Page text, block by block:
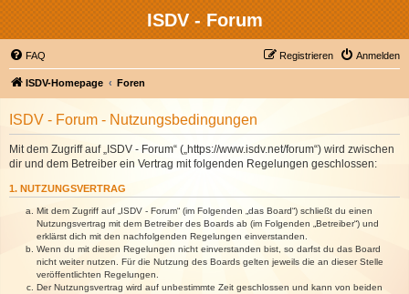
ISDV - Forum
FAQ Anmelden
Registrieren
ISDV-Homepage Foren
ISDV - Forum - Nutzungsbedingungen
Mit dem Zugriff auf „ISDV - Forum“ („https://www.isdv.net/forum“) wird zwischen
dir und dem Betreiber ein Vertrag mit folgenden Regelungen geschlossen:
1. NUTZUNGSVERTRAG
Mit dem Zugriff auf „ISDV - Forum“ (im Folgenden „das Board“) schließt du einen
Nutzungsvertrag mit dem Betreiber des Boards ab (im Folgenden „Betreiber“) und
erklärst dich mit den nachfolgenden Regelungen einverstanden.
Wenn du mit diesen Regelungen nicht einverstanden bist, so darfst du das Board
nicht weiter nutzen. Für die Nutzung des Boards gelten jeweils die an dieser Stelle
veröffentlichten Regelungen.
Der Nutzungsvertrag wird auf unbestimmte Zeit geschlossen und kann von beiden